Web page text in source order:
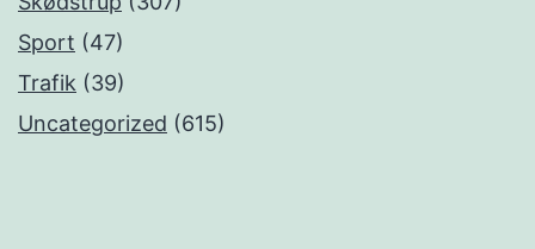
Sport (47)
Trafik (39)
Uncategorized (615)